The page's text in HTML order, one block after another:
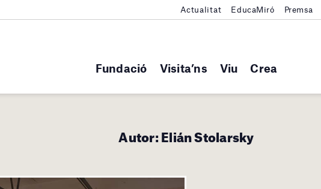
Fundació Visita’ns Viu Crea
Actualitat EducaMiró Premsa
Autor:Elián Stolarsky